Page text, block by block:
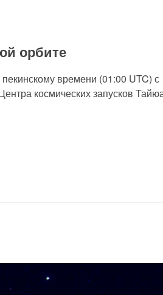
орбите
времени (01:00 UTC) с
космических запусков